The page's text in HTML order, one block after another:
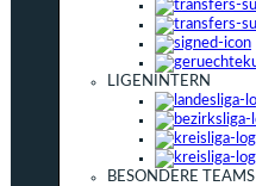
LIGENINTERN
BESONDERE TEAMS